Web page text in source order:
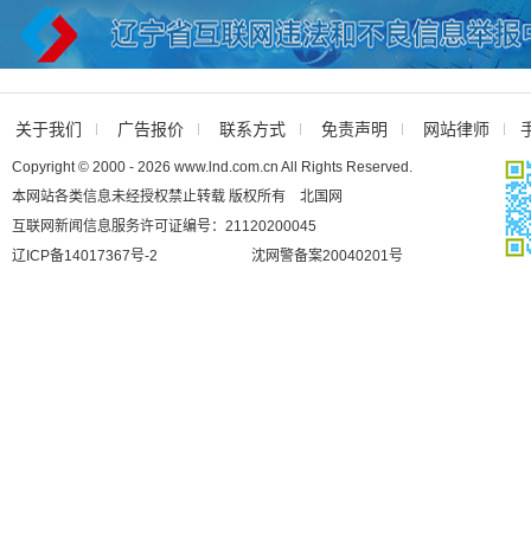
关于我们 广告报价 联系方式 免责声明 网站律师
Copyright © 2000 - 2026 www.lnd.com.cn All Rights Reserved.
本网站各类信息未经授权禁止转载 版权所有 北国网
互联网新闻信息服务许可证编号：21120200045
辽ICP备14017367号-2
沈网警备案20040201号